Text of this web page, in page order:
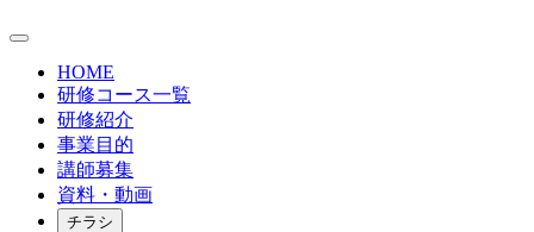
HOME
研修コース一覧
研修紹介
事業目的
講師募集
資料・動画
チラシ